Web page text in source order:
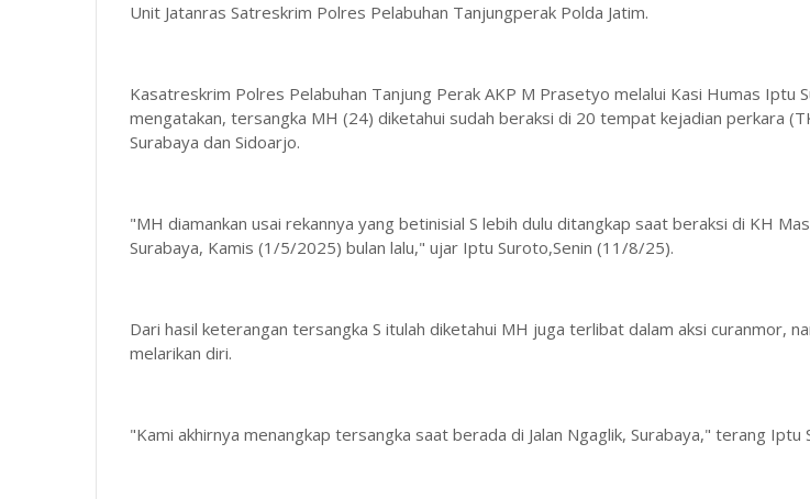
Unit Jatanras Satreskrim Polres Pelabuhan Tanjungperak Polda Jatim.
Kasatreskrim Polres Pelabuhan Tanjung Perak AKP M Prasetyo melalui Kasi Humas Iptu
mengatakan, tersangka MH (24) diketahui sudah beraksi di 20 tempat kejadian perkara
Surabaya dan Sidoarjo.
"MH diamankan usai rekannya yang betinisial S lebih dulu ditangkap saat beraksi di KH
Surabaya, Kamis (1/5/2025) bulan lalu," ujar Iptu Suroto,Senin (11/8/25).
Dari hasil keterangan tersangka S itulah diketahui MH juga terlibat dalam aksi curanmor,
melarikan diri.
"Kami akhirnya menangkap tersangka saat berada di Jalan Ngaglik, Surabaya," terang Iptu